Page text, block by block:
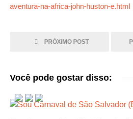
aventura-na-africa-john-huston-e.html
PRÓXIMO POST
Você pode gostar disso: